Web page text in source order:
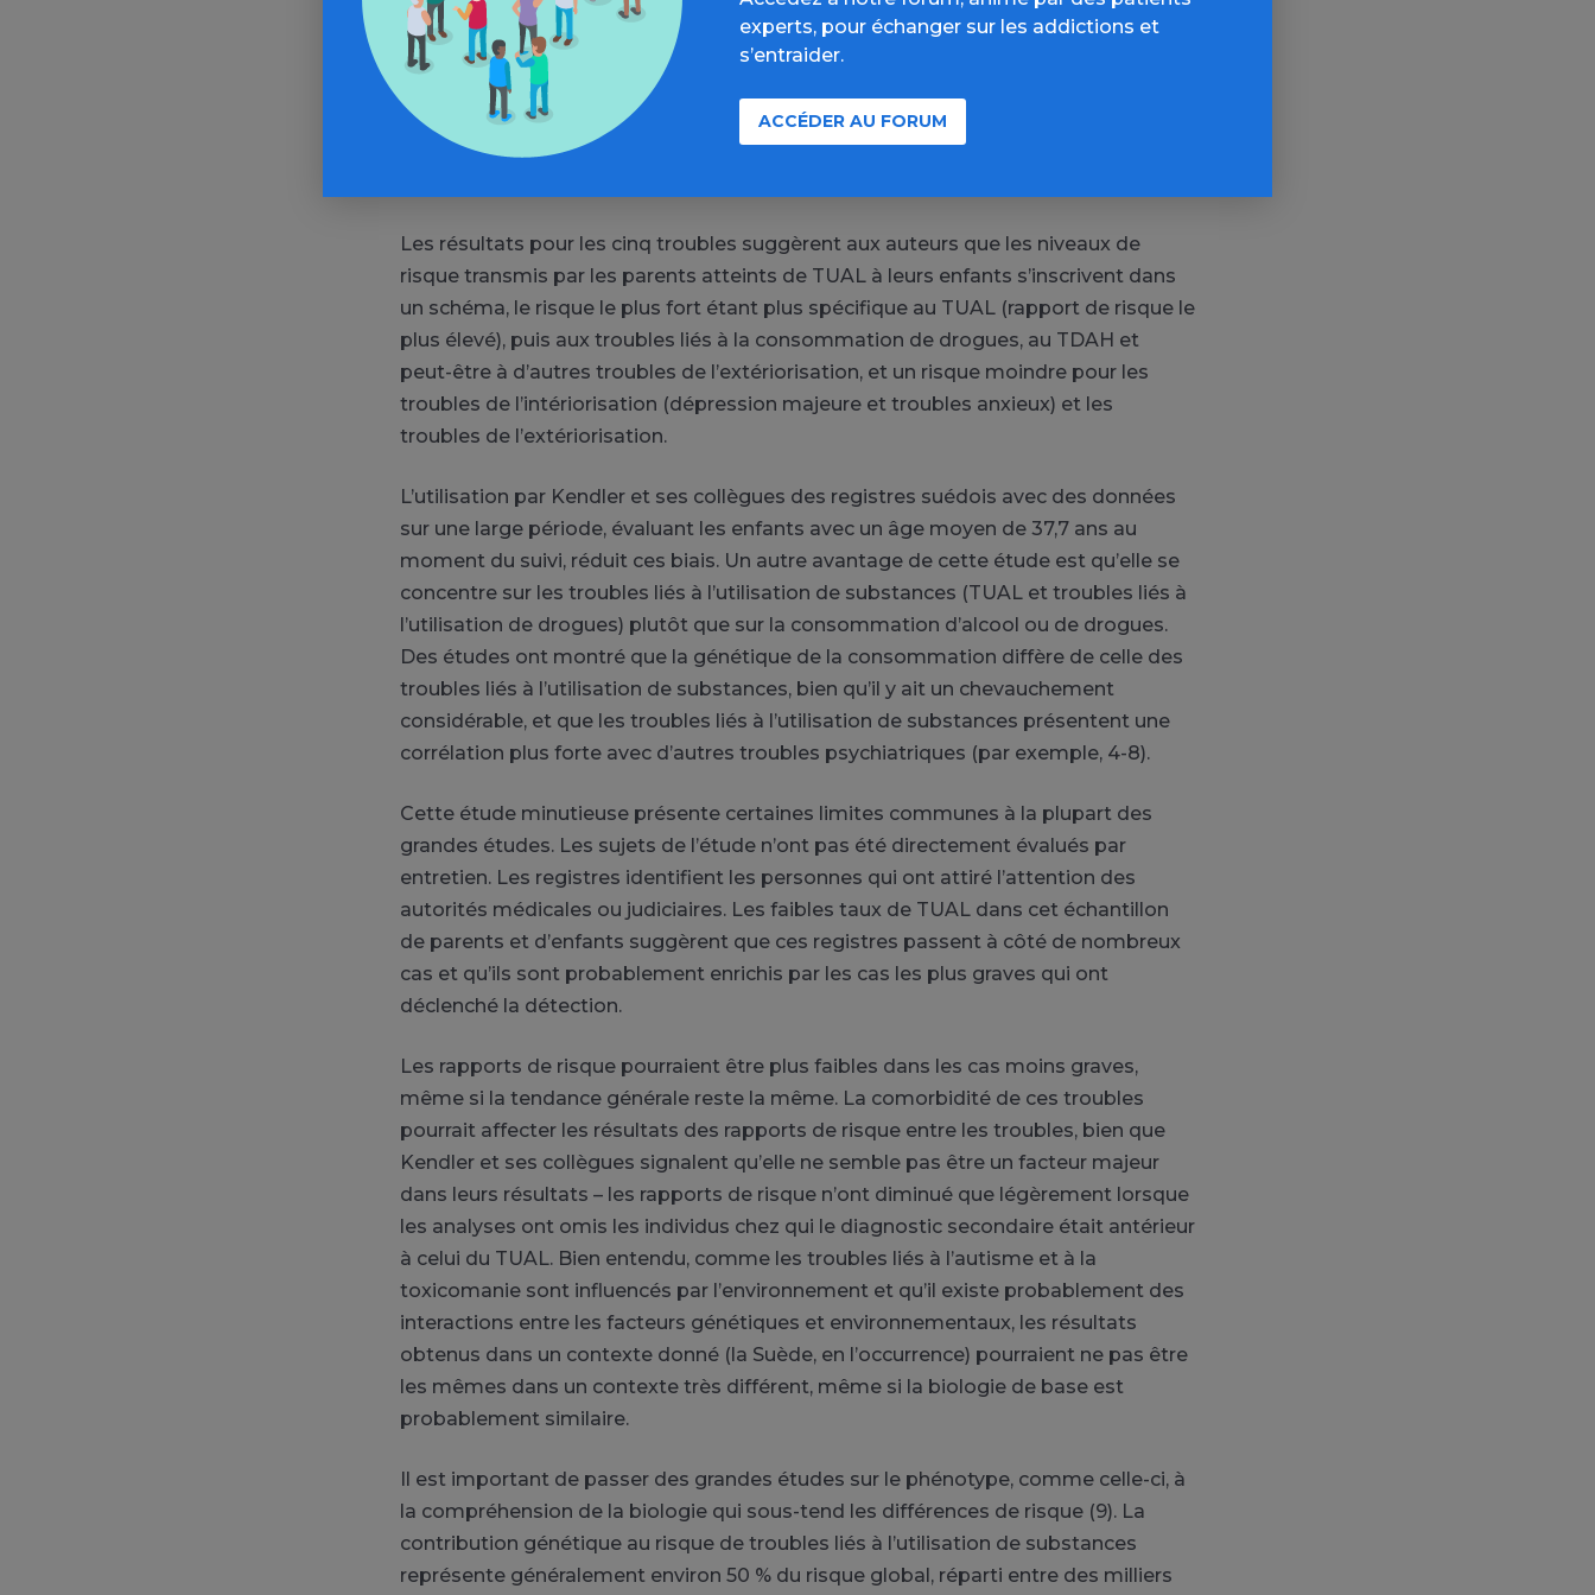
les ratios de risque soient légèrement inférieurs (par exemple, environ 1,9 contre
2,36 pour le TUAL ; environ 1,6 contre 2,04 pour les troubles liés à l’utilisation de
drogues). Ces résultats suggèrent que le risque accru pour les enfants de parents
souffrant de TUAL est en grande partie (mais pas entièrement) génétique, et que
le rôle des influences environnementales (éducation des enfants pendant les
Les résultats pour les cinq troubles suggèrent aux auteurs que les niveaux de
risque transmis par les parents atteints de TUAL à leurs enfants s’inscrivent dans
un schéma, le risque le plus fort étant plus spécifique au TUAL (rapport de risque le
plus élevé), puis aux troubles liés à la consommation de drogues, au TDAH et
peut-être à d’autres troubles de l’extériorisation, et un risque moindre pour les
troubles de l’intériorisation (dépression majeure et troubles anxieux) et les
troubles de l’extériorisation.
L’utilisation par Kendler et ses collègues des registres suédois avec des données
sur une large période, évaluant les enfants avec un âge moyen de 37,7 ans au
moment du suivi, réduit ces biais. Un autre avantage de cette étude est qu’elle se
concentre sur les troubles liés à l’utilisation de substances (TUAL et troubles liés à
l’utilisation de drogues) plutôt que sur la consommation d’alcool ou de drogues.
Des études ont montré que la génétique de la consommation diffère de celle des
troubles liés à l’utilisation de substances, bien qu’il y ait un chevauchement
considérable, et que les troubles liés à l’utilisation de substances présentent une
corrélation plus forte avec d’autres troubles psychiatriques (par exemple, 4-8).
Cette étude minutieuse présente certaines limites communes à la plupart des
grandes études. Les sujets de l’étude n’ont pas été directement évalués par
entretien. Les registres identifient les personnes qui ont attiré l’attention des
autorités médicales ou judiciaires. Les faibles taux de TUAL dans cet échantillon
de parents et d’enfants suggèrent que ces registres passent à côté de nombreux
cas et qu’ils sont probablement enrichis par les cas les plus graves qui ont
déclenché la détection.
Les rapports de risque pourraient être plus faibles dans les cas moins graves,
même si la tendance générale reste la même. La comorbidité de ces troubles
pourrait affecter les résultats des rapports de risque entre les troubles, bien que
Kendler et ses collègues signalent qu’elle ne semble pas être un facteur majeur
dans leurs résultats – les rapports de risque n’ont diminué que légèrement lorsque
les analyses ont omis les individus chez qui le diagnostic secondaire était antérieur
à celui du TUAL. Bien entendu, comme les troubles liés à l’autisme et à la
toxicomanie sont influencés par l’environnement et qu’il existe probablement des
interactions entre les facteurs génétiques et environnementaux, les résultats
obtenus dans un contexte donné (la Suède, en l’occurrence) pourraient ne pas être
les mêmes dans un contexte très différent, même si la biologie de base est
probablement similaire.
Il est important de passer des grandes études sur le phénotype, comme celle-ci, à
la compréhension de la biologie qui sous-tend les différences de risque (9). La
contribution génétique au risque de troubles liés à l’utilisation de substances
représente généralement environ 50 % du risque global, réparti entre des milliers
experts, pour échanger sur les addictions et
s’entraider.
ACCÉDER AU FORUM